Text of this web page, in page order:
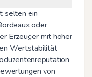
selten ein
oder
Erzeuger mit hoher
Wertstabilität
von